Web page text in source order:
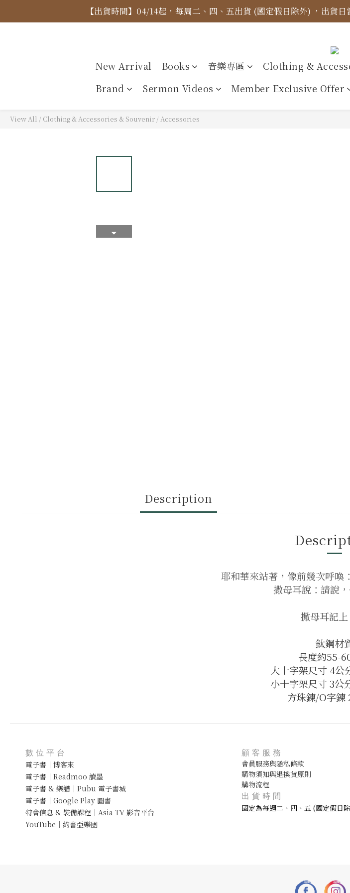
【價格標示更新】異象出版品-價格標示
【出貨時間】04/14起，每周二、四、五出貨 (國定假日除外) ，出貨
【價格標示更新】異象出版品-價格標示
New Arrival Books 音樂專區 Clothing &
Brand
Sermon Videos Member Exclusive Offer
View All / Clothing & Accessories & Souvenir /Accessories
Description
耶和華來站著，像前幾次呼喚
撒母耳說：請說
撒母耳記
鈦鋼材
長度約55-
大十字架尺寸 4公
小十字架尺寸 3公
方珠鍊/O字鍊
數位平台
電子書｜博客來
電子書｜Readmoo 讀墨
電子書 & 樂譜｜Pubu 電子書城
電子書｜Google Play 圖書
特會信息 & 裝備課程｜Asia TV 影音平台
YouTube｜約書亞樂團
顧客服務
會員服務與隱私條款
購物須知與退換貨原則
購物流程
出貨時間
固定為每週二、四、五 (國定假日